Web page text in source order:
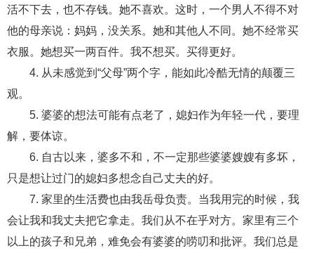
挽回老公 产检 家庭暴力 孕中期
经营婚姻 婚姻修复 孕早期 感情挽回
备孕 产后恢复 减肥 月子 婴儿辅食
其他
活不下去，也不存钱。她不喜欢。这时，一个男人不得不对
他的母亲说：妈妈，没关系。她和其他人不同。她不经常买
衣服。她想买一两百件。我不想买。买得更好。
4. 从未感觉到“父母”两个字，能如此冷酷无情的颠覆三
观。
5. 婆婆的想法可能有点老了，媳妇作为年轻一代，要理
解，要体谅。
6. 自古以来，婆多不和，不一定那些婆婆嫂嫂有多坏，
只是想让过门的媳妇多想念自己丈夫的好。
7. 家里的生活费也由我岳母负责。当我用完的时候，我
会让我和我丈夫把它拿走。我们从不在乎对方。家里有三个
以上的孩子和兄弟，难免会有婆婆的唠叨和批评。我们总是